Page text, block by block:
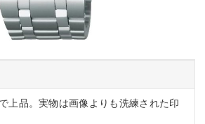
上品。実物は画像よりも洗練された印